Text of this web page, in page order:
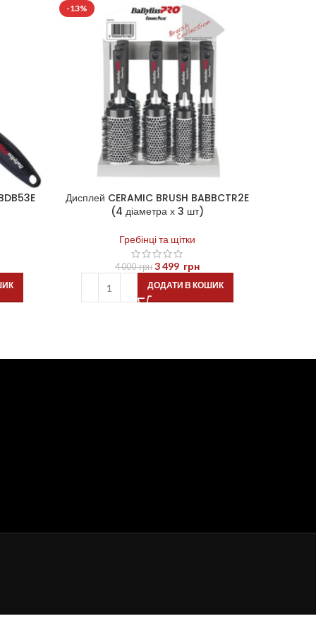
-13%
Дисплей CERAMIC BRUSH BABBCTR2E
(4 діаметра х 3 шт)
Гребінці та щітки
4 000грн 3 499 грн
ДОДАТИ В КОШИК